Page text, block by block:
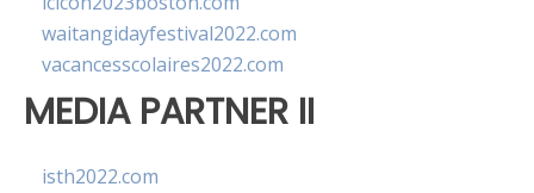
waitangidayfestival2022.com
vacancesscolaires2022.com
MEDIA PARTNER II
isth2022.com